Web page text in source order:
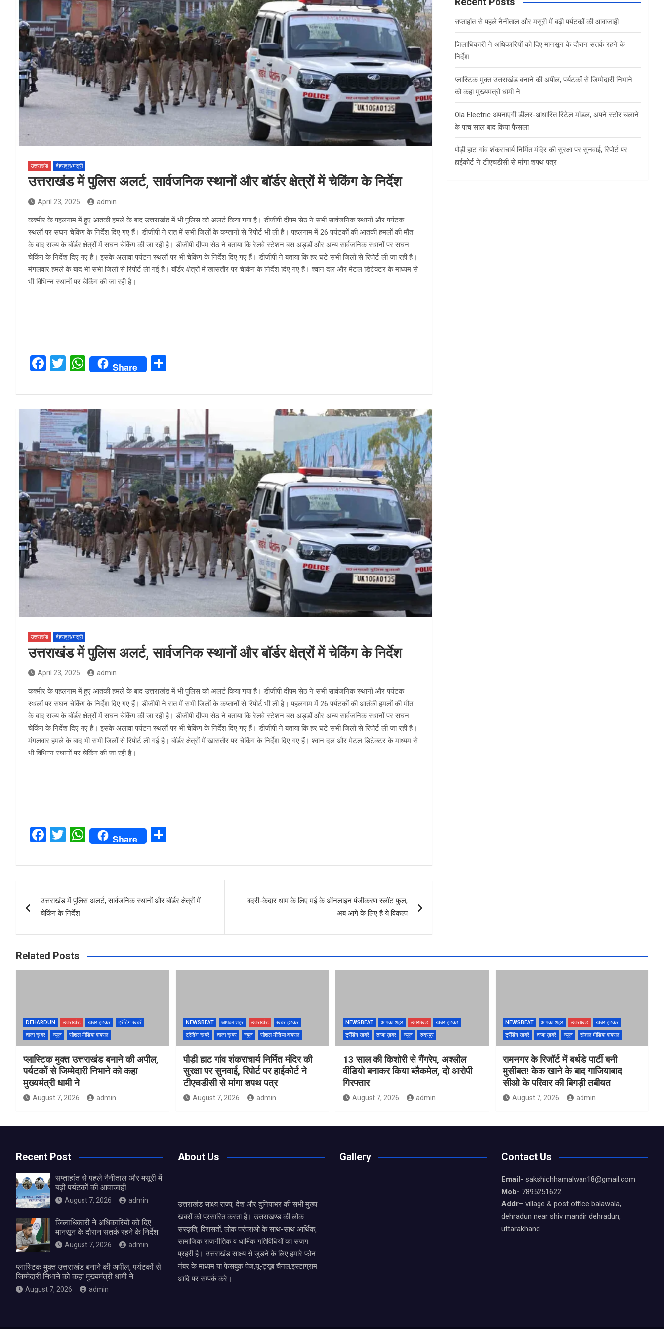
उत्तराखंड देहरादून/मसूरी
उत्तराखंड में पुलिस अलर्ट, सार्वजनिक स्थानों और बॉर्डर क्षेत्रों में चेकिंग के निर्देश
April 23, 2025 admin
कश्मीर के पहलगाम में हुए आतंकी हमले के बाद उत्तराखंड में भी पुलिस को अलर्ट किया गया है। डीजीपी दीपम सेठ ने सभी सार्वजनिक स्थानों और पर्यटक
स्थलों पर सघन चेकिंग के निर्देश दिए गए हैं। डीजीपी ने रात में सभी जिलों के कप्तानों से रिपोर्ट भी ली है। पहलगाम में 26 पर्यटकों की आतंकी हमलों की मौत
के बाद राज्य के बॉर्डर क्षेत्रों में सघन चेकिंग की जा रही है। डीजीपी दीपम सेठ ने बताया कि रेलवे स्टेशन बस अड्डों और अन्य सार्वजनिक स्थानों पर सघन
चेकिंग के निर्देश दिए गए हैं। इसके अलावा पर्यटन स्थलों पर भी चेकिंग के निर्देश दिए गए हैं। डीजीपी ने बताया कि हर घंटे सभी जिलों से रिपोर्ट ली जा रही है।
मंगलवार हमले के बाद भी सभी जिलों से रिपोर्ट ली गई है। बॉर्डर क्षेत्रों में खासतौर पर चेकिंग के निर्देश दिए गए हैं। श्वान दल और मेटल डिटेक्टर के माध्यम से
भी विभिन्न स्थानों पर चेकिंग की जा रही है।
F
ce
b
o
o
k
T
tt
er
W
at
s
A
p
p
Share
ar
उत्तराखंड देहरादून/मसूरी
उत्तराखंड में पुलिस अलर्ट, सार्वजनिक स्थानों और बॉर्डर क्षेत्रों में चेकिंग के निर्देश
April 23, 2025 admin
कश्मीर के पहलगाम में हुए आतंकी हमले के बाद उत्तराखंड में भी पुलिस को अलर्ट किया गया है। डीजीपी दीपम सेठ ने सभी सार्वजनिक स्थानों और पर्यटक
स्थलों पर सघन चेकिंग के निर्देश दिए गए हैं। डीजीपी ने रात में सभी जिलों के कप्तानों से रिपोर्ट भी ली है। पहलगाम में 26 पर्यटकों की आतंकी हमलों की मौत
के बाद राज्य के बॉर्डर क्षेत्रों में सघन चेकिंग की जा रही है। डीजीपी दीपम सेठ ने बताया कि रेलवे स्टेशन बस अड्डों और अन्य सार्वजनिक स्थानों पर सघन
चेकिंग के निर्देश दिए गए हैं। इसके अलावा पर्यटन स्थलों पर भी चेकिंग के निर्देश दिए गए हैं। डीजीपी ने बताया कि हर घंटे सभी जिलों से रिपोर्ट ली जा रही है।
मंगलवार हमले के बाद भी सभी जिलों से रिपोर्ट ली गई है। बॉर्डर क्षेत्रों में खासतौर पर चेकिंग के निर्देश दिए गए हैं। श्वान दल और मेटल डिटेक्टर के माध्यम से
भी विभिन्न स्थानों पर चेकिंग की जा रही है।
F
ce
o
o
k
T
tt
W
at
A
p
Share
ar
navigation
उत्तराखंड में पुलिस अलर्ट, सार्वजनिक स्थानों और बॉर्डर क्षेत्रों में
चेकिंग के निर्देश
बदरी-केदार धाम के लिए मई के ऑनलाइन पंजीकरण स्लॉट फुल,
अब आगे के लिए है ये विकल्प
सप्ताहांत से पहले नैनीताल और मसूरी में बढ़ी पर्यटकों की आवाजाही
जिलाधिकारी ने अधिकारियों को दिए मानसून के दौरान सतर्क रहने के
निर्देश
प्लास्टिक मुक्त उत्तराखंड बनाने की अपील, पर्यटकों से जिम्मेदारी निभाने
को कहा मुख्यमंत्री धामी ने
Ola Electric अपनाएगी डीलर-आधारित रिटेल मॉडल, अपने स्टोर चलाने
के पांच साल बाद किया फैसला
पौड़ी हाट गांव शंकराचार्य निर्मित मंदिर की सुरक्षा पर सुनवाई, रिपोर्ट पर
हाईकोर्ट ने टीएचडीसी से मांगा शपथ पत्र
Related Posts
DEHARDUN उत्तराखंड खबर हटकर
ट्रेंडिंग खबरें
ताज़ा ख़बर
न्यूज़ सोशल मीडिया वायरल
प्लास्टिक मुक्त उत्तराखंड बनाने की अपील,
पर्यटकों से जिम्मेदारी निभाने को कहा
मुख्यमंत्री धामी ने
August 7, 2026 admin
NEWSBEAT आपका शहर उत्तराखंड
खबर हटकर
ट्रेंडिंग खबरें
ताज़ा ख़बर न्यूज़ सोशल मीडिया वायरल
पौड़ी हाट गांव शंकराचार्य निर्मित मंदिर की
सुरक्षा पर सुनवाई, रिपोर्ट पर हाईकोर्ट ने
टीएचडीसी से मांगा शपथ पत्र
August 7, 2026 admin
NEWSBEAT आपका शहर उत्तराखंड
खबर हटकर
ट्रेंडिंग खबरें
ताज़ा ख़बर न्यूज़ रुद्रपुर
13 साल की किशोरी से गैंगरेप, अश्लील
वीडियो बनाकर किया ब्लैकमेल, दो आरोपी
गिरफ्तार
August 7, 2026 admin
NEWSBEAT आपका शहर उत्तराखंड
खबर हटकर
ट्रेंडिंग खबरें
ताज़ा ख़बरें न्यूज़ सोशल मीडिया वायरल
रामनगर के रिजॉर्ट में बर्थडे पार्टी बनी
मुसीबत! केक खाने के बाद गाजियाबाद
सीओ के परिवार की बिगड़ी तबीयत
August 7, 2026 admin
Recent Post
सप्ताहांत से पहले नैनीताल और मसूरी में
बढ़ी पर्यटकों की आवाजाही
August 7, 2026 admin
जिलाधिकारी ने अधिकारियों को दिए
मानसून के दौरान सतर्क रहने के निर्देश
August 7, 2026 admin
प्लास्टिक मुक्त उत्तराखंड बनाने की अपील, पर्यटकों से
जिम्मेदारी निभाने को कहा मुख्यमंत्री धामी ने
August 7, 2026 admin
About Us
उत्तराखंड साक्ष्य राज्य, देश और दुनियाभर की सभी मुख्य
खबरों को प्रसारित करता है। उत्तराखण्ड की लोक
संस्कृति, विरासतों, लोक परंपराओ के साथ-साथ आर्थिक,
सामाजिक राजनीतिक व धार्मिक गतिविधियों का सजग
प्रहरी है। उत्तराखंड साक्ष्य से जुड़ने के लिए हमारे फोन
नंबर के माध्यम या फेसबुक पेज,यू-ट्यूब चैनल,इंस्टाग्राम
आदि पर सम्पर्क करे।
Gallery Contact Us
Email- sakshichhamalwan18@gmail.com
Mob- 7895251622
Addr– village & post office balawala,
dehradun near shiv mandir dehradun,
uttarakhand